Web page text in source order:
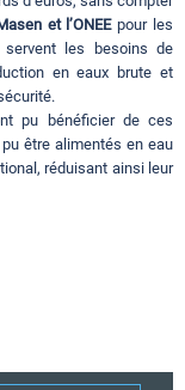
et l’ONEEpour les
servent les besoins de
en eaux brute et
pu bénéficier de ces
être alimentés en eau
réduisant ainsi leur